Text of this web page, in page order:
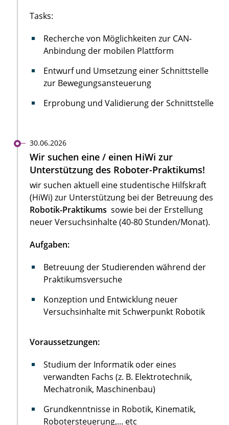
Tasks:
Recherche von Möglichkeiten zur CAN-
Anbindung der mobilen Plattform
Entwurf und Umsetzung einer Schnittstelle
zur Bewegungsansteuerung
Erprobung und Validierung der Schnittstelle
30.06.2026
Wir suchen eine / einen HiWi zur
Unterstützung des Roboter-Praktikums!
wir suchen aktuell eine studentische Hilfskraft
(HiWi) zur Unterstützung bei der Betreuung des
Robotik-Praktikums sowie bei der Erstellung
neuer Versuchsinhalte (40-80 Stunden/Monat).
Aufgaben:
Betreuung der Studierenden während der
Praktikumsversuche
Konzeption und Entwicklung neuer
Versuchsinhalte mit Schwerpunkt Robotik
Voraussetzungen:
Studium der Informatik oder eines
verwandten Fachs (z. B. Elektrotechnik,
Mechatronik, Maschinenbau)
Grundkenntnisse in Robotik, Kinematik,
Robotersteuerung,... etc